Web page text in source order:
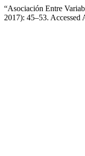
“Asociación Entre
2017): 45–53. Accessed